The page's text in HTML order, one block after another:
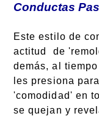
Conductas
Este estilo de
actitud de
demás, al
les presiona
'comodidad' en
se quejan y